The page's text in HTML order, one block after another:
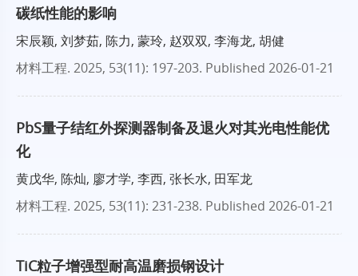
碳纸性能的影响
宋辰颖, 刘梦茹, 陈力, 蒙玲, 赵双双, 李海龙, 胡健
材料工程. 2025, 53(11): 197-203. Published 2026-01-21
PbS量子结红外探测器制备及退火对其光电性能优
化
黄戊华, 陈灿, 廖才学, 李西, 张长水, 田军龙
材料工程. 2025, 53(11): 231-238. Published 2026-01-21
TiC粒子增强型耐高温磨损钢设计